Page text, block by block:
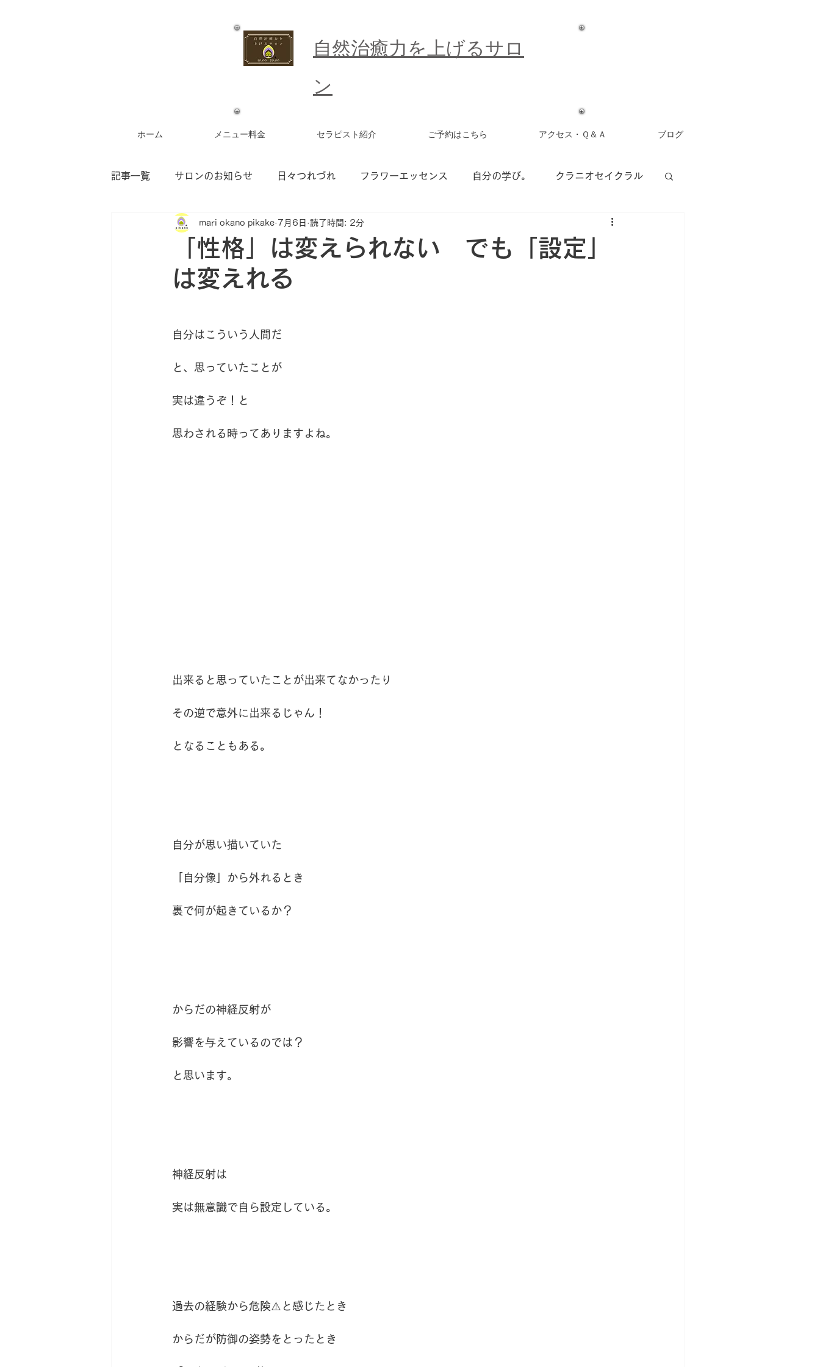
​自然治癒力を上げるサロ
ン
ホーム メニュー料金 セラピスト紹介 ご予約はこちら アクセス・Ｑ＆Ａ ブログ
記事一覧 サロンのお知らせ 日々つれづれ フラワーエッセンス 自分の学び。 クラニオセイクラル
お客様からのご感想 フラワーエッセンス セッション アロマセラピー
新サロン移転への道 薬草ハーブオイル
「性格」は変えられない でも「設定」
は変えれる
mari okano pikake 7月6日 読了時間: 2分
自分はこういう人間だ
と、思っていたことが
実は違うぞ！と
思わされる時ってありますよね。
出来ると思っていたことが出来てなかったり
その逆で意外に出来るじゃん！
となることもある。
自分が思い描いていた
「自分像」から外れるとき
裏で何が起きているか？
からだの神経反射が
影響を与えているのでは？
と思います。
神経反射は
実は無意識で自ら設定している。
過去の経験から危険⚠️と感じたとき
からだが防御の姿勢をとったとき